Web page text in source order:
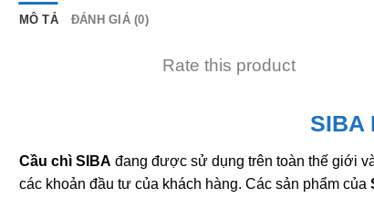
MÔ TẢ ĐÁNH GIÁ (0)
Rate this product
SIBA
Cầu chì SIBA đang được sử dụng trên toàn thế giới
các khoản đầu tư của khách hàng. Các sản phẩm của